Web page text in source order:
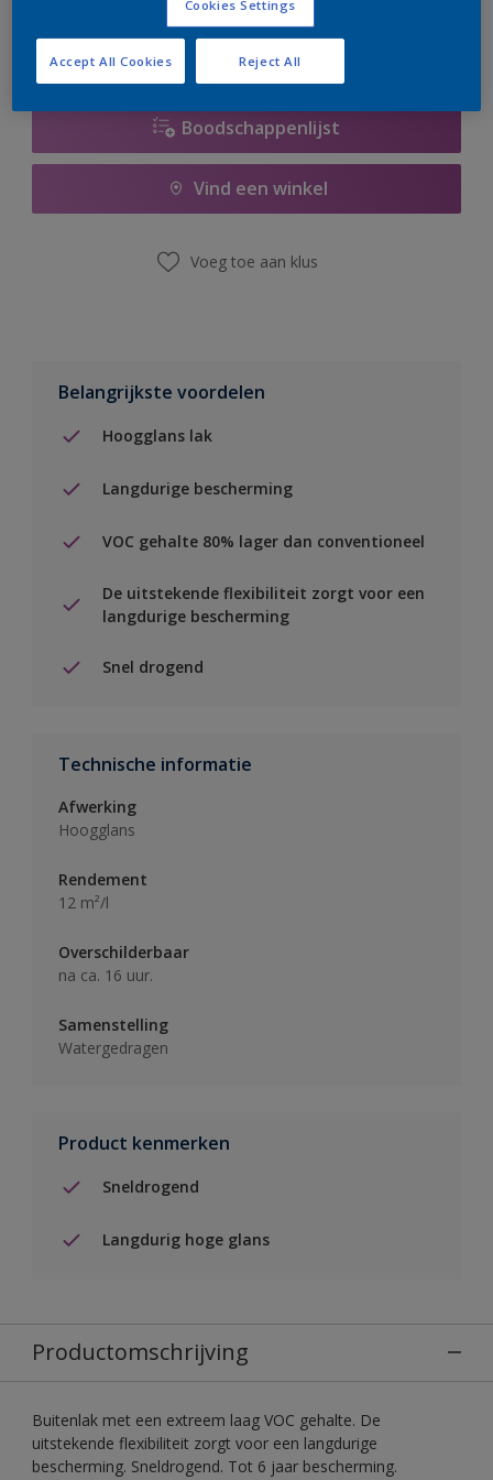
Boodschappenlijst
Vind een winkel
Voeg toe aan klus
Belangrijkste voordelen
Hoogglans lak
Langdurige bescherming
VOC gehalte 80% lager dan conventioneel
De uitstekende flexibiliteit zorgt voor een
langdurige bescherming
Snel drogend
Technische informatie
Afwerking
Hoogglans
Rendement
12 m²/l
Overschilderbaar
na ca. 16 uur.
Samenstelling
Watergedragen
Product kenmerken
Sneldrogend
Langdurig hoge glans
Productomschrijving
Buitenlak met een extreem laag VOC gehalte. De
uitstekende flexibiliteit zorgt voor een langdurige
bescherming. Sneldrogend. Tot 6 jaar bescherming.
Cookies Settings
Reject All
Accept All Cookies